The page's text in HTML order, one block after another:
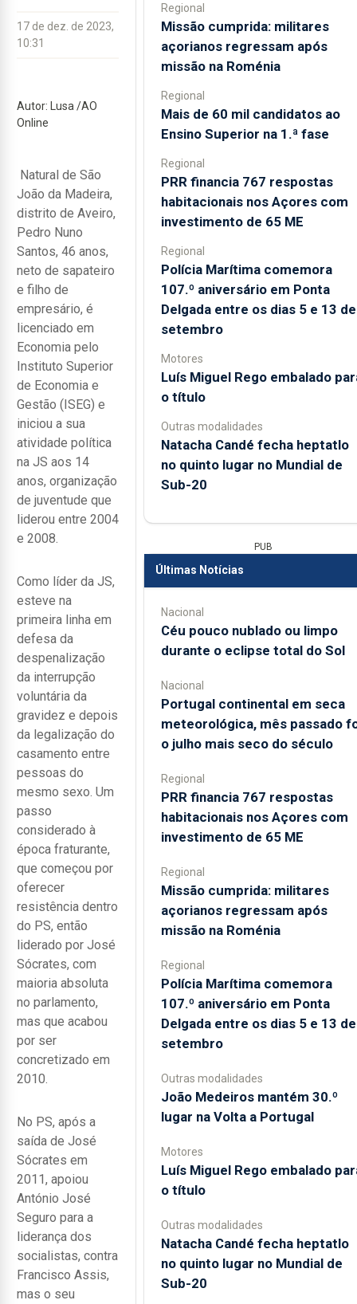
17 de dez. de 2023,
10:31
Autor: Lusa /AO
Online
Natural de São
João da Madeira,
distrito de Aveiro,
Pedro Nuno
Santos, 46 anos,
neto de sapateiro
e filho de
empresário, é
licenciado em
Economia pelo
Instituto Superior
de Economia e
Gestão (ISEG) e
iniciou a sua
atividade política
na JS aos 14
anos, organização
de juventude que
liderou entre 2004
e 2008.
Como líder da JS,
esteve na
primeira linha em
defesa da
despenalização
da interrupção
voluntária da
gravidez e depois
da legalização do
casamento entre
pessoas do
mesmo sexo. Um
passo
considerado à
época fraturante,
que começou por
oferecer
resistência dentro
do PS, então
liderado por José
Sócrates, com
maioria absoluta
no parlamento,
mas que acabou
por ser
concretizado em
2010.
No PS, após a
saída de José
Sócrates em
2011, apoiou
António José
Seguro para a
liderança dos
socialistas, contra
Francisco Assis,
mas o seu
Regional
Missão cumprida: militares
açorianos regressam após
missão na Roménia
Regional
Mais de 60 mil candidatos ao
Ensino Superior na 1.ª fase
Regional
PRR financia 767 respostas
habitacionais nos Açores com
investimento de 65 ME
Regional
Polícia Marítima comemora
107.º aniversário em Ponta
Delgada entre os dias 5 e 13 de
setembro
Motores
Luís Miguel Rego embalado
o título
Outras modalidades
Natacha Candé fecha heptatlo
no quinto lugar no Mundial de
Sub-20
PUB
Últimas Notícias
Nacional
Céu pouco nublado ou limpo
durante o eclipse total do Sol
Nacional
Portugal continental em seca
meteorológica, mês passado
o julho mais seco do século
Regional
PRR financia 767 respostas
habitacionais nos Açores com
investimento de 65 ME
Regional
Missão cumprida: militares
açorianos regressam após
missão na Roménia
Regional
Polícia Marítima comemora
107.º aniversário em Ponta
Delgada entre os dias 5 e 13 de
setembro
Outras modalidades
João Medeiros mantém 30.º
lugar na Volta a Portugal
Motores
Luís Miguel Rego embalado
o título
Outras modalidades
Natacha Candé fecha heptatlo
no quinto lugar no Mundial de
Sub-20